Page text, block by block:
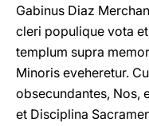
Gabinus Diaz
cleri populique vota
templum supra
Minoris eveheretur.
obsecundantes, Nos,
et Disciplina